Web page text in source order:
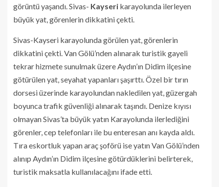
görüntü yaşandı. Sivas- Kayseri karayolunda ilerleyen
büyük yat, görenlerin dikkatini çekti.
Sivas-Kayseri karayolunda görülen yat, görenlerin
dikkatini çekti. Van Gölü’nden alınarak turistik gayeli
tekrar hizmete sunulmak üzere Aydın’ın Didim ilçesine
götürülen yat, seyahat yapanları şaşırttı. Özel bir tırın
dorsesi üzerinde karayolundan nakledilen yat, güzergah
boyunca trafik güvenliği alınarak taşındı. Denize kıyısı
olmayan Sivas’ta büyük yatın Karayolunda ilerlediğini
görenler, cep telefonları ile bu enteresan anı kayda aldı.
Tıra eskortluk yapan araç şoförü ise yatın Van Gölü’nden
alınıp Aydın’ın Didim ilçesine götürdüklerini belirterek,
turistik maksatla kullanılacağını ifade etti.